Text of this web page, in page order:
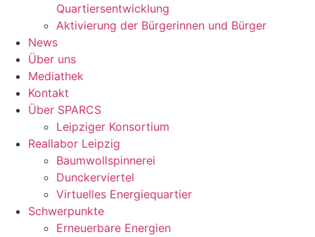
Quartiersentwicklung
Aktivierung der Bürgerinnen und Bürger
News
Über uns
Mediathek
Kontakt
Über SPARCS
Leipziger Konsortium
Reallabor Leipzig
Baumwollspinnerei
Dunckerviertel
Virtuelles Energiequartier
Schwerpunkte
Erneuerbare Energien